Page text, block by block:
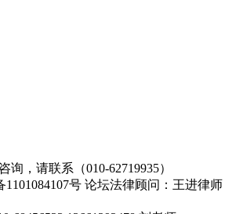
，请联系（010-62719935）
1101084107号 论坛法律顾问：王进律师